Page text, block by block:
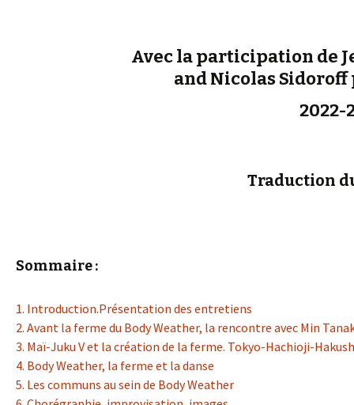
Avec la participation de
and Nicolas Sidoroff
2022-
Traduction
Sommaire :
1. Introduction.Présentation des entretiens
2. Avant la ferme du Body Weather, la rencontre avec Min
3. Maï-Juku V et la création de la ferme. Tokyo-Hachioji-
4. Body Weather, la ferme et la danse
5. Les communs au sein de Body Weather